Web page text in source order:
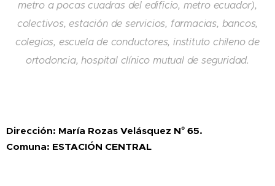
metro a pocas cuadras del edificio, metro ecuador),
colectivos, estación de servicios, farmacias, bancos,
colegios, escuela de conductores, instituto chileno de
ortodoncia, hospital clínico mutual de seguridad.
Dirección: María Rozas Velásquez N° 65.
Comuna: ESTACIÓN CENTRAL